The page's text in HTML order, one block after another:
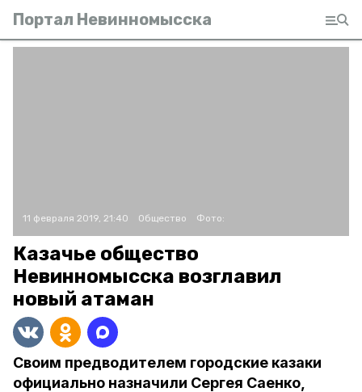
Портал Невинномысска
11 февраля 2019, 21:40 Общество Фото:
Казачье общество
Невинномысска возглавил
новый атаман
Своим предводителем городские казаки
официально назначили Сергея Саенко,